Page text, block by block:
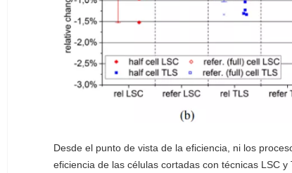
Desde el punto de vista de la eficiencia, ni los
eficiencia de las células cortadas con técnicas LSC